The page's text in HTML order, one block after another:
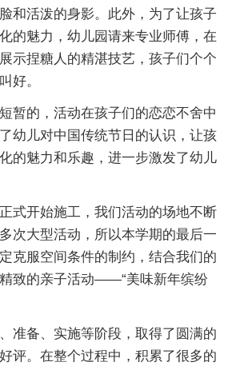
和活泼的身影。此外，为了让孩子
的魅力，幼儿园请来专业师傅，在
示捏糖人的精湛技艺，孩子们个个
好。
暂的，活动在孩子们的恋恋不舍中
幼儿对中国传统节日的认识，让孩
的魅力和乐趣，进一步激发了幼儿
式开始施工，我们活动的场地不断
次大型活动，所以本学期的最后一
克服空间条件的制约，结合我们的
致的亲子活动——“美味新年缤纷
准备、实施等阶段，取得了圆满的
评。在整个过程中，积累了很多的